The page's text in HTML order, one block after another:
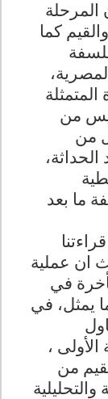
المرحلة
كما
من
من
ما بعد
ان عملية
في
يمثل، في
الأولى ،
من